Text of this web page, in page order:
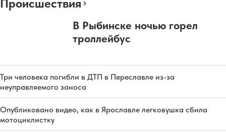
Происшествия
В Рыбинске ночью горел
троллейбус
Три человека погибли в ДТП в Переславле из-за
неуправляемого заноса
Опубликовано видео, как в Ярославле легковушка сбила
мотоциклистку